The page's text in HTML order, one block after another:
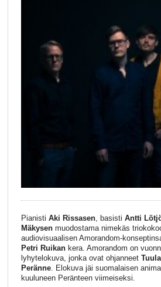
Pianisti Aki Rissasen, basisti Antti
Mäkysenmuodostama nimekäs
audiovisuaalisen Amorandom-
Petri Ruikankera. Amorandom on
lyhytelokuva, jonka ovat ohjanneet
Peränne. Elokuva jäi suomalaisen
kuuluneen Peränteen viimeiseksi.